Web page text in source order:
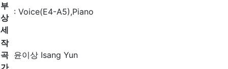
부
상
세
: Voice(E4-A5),Piano
작
곡 윤이상 Isang Yun